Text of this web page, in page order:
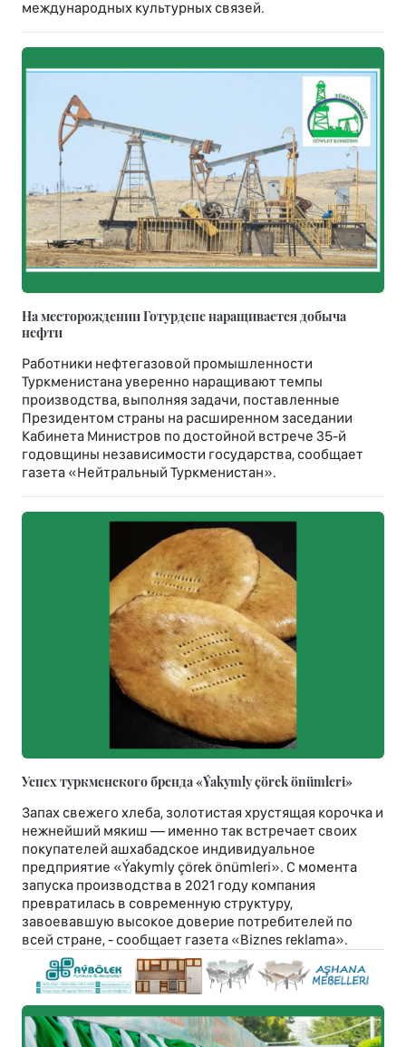
международных культурных связей.
На месторождении Готурдепе наращивается добыча
нефти
Работники нефтегазовой промышленности
Туркменистана уверенно наращивают темпы
производства, выполняя задачи, поставленные
Президентом страны на расширенном заседании
Кабинета Министров по достойной встрече 35-й
годовщины независимости государства, сообщает
газета «Нейтральный Туркменистан».
Успех туркменского бренда «Ýakymly çörek önümleri»
Запах свежего хлеба, золотистая хрустящая корочка и
нежнейший мякиш — именно так встречает своих
покупателей ашхабадское индивидуальное
предприятие «Ýakymly çörek önümleri». С момента
запуска производства в 2021 году компания
превратилась в современную структуру,
завоевавшую высокое доверие потребителей по
всей стране, - сообщает газета «Biznes reklama».